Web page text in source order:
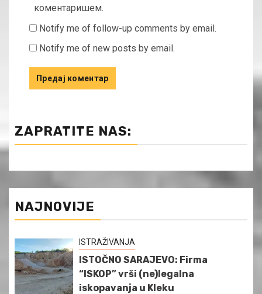
коментаришем.
Notify me of follow-up comments by email.
Notify me of new posts by email.
ZAPRATITE NAS:
NAJNOVIJE
ISTRAŽIVANJA
ISTOČNO SARAJEVO: Firma
“ISKOP” vrši (ne)legalna
iskopavanja u Kleku